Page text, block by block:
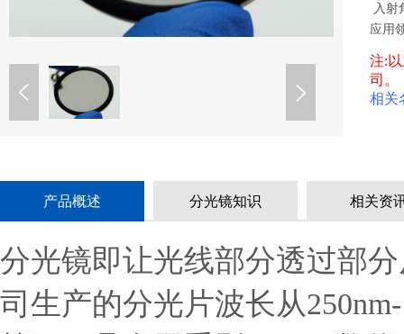
入射
应用
注:
司。
相关
产品概述 分光镜知识 相关资
分光镜即让光线部分透过部
司生产的分光片波长从